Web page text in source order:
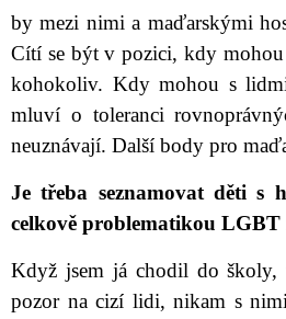
by mezi nimi a maďarskými
Cítí se být v pozici, kdy
kohokoliv. Kdy mohou s lidmi
mluví o toleranci
neuznávají. Další body pro
Je třeba seznamovat děti s
celkově problematikou LGBT
Když jsem já chodil do školy,
pozor na cizí lidi, nikam s nimi